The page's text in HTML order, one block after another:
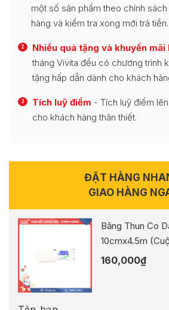
một số sản phẩm theo chính sách
hàng và kiểm tra xong mới trả tiền.
2 Nhiều quà tặng và khuyến mãi
tháng Vivita đều có chương trình
tặng hấp dẫn dành cho khách
3 Tích luỹ điểm - Tích luỹ điểm
cho khách hàng thân thiết.
ĐẶT HÀNG
GIAO HÀNG
Băng Thun Co
10cmx4.5m
160,000₫